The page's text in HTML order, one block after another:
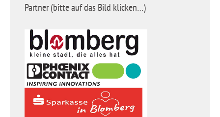
Partner (bitte auf das Bild klicken…)